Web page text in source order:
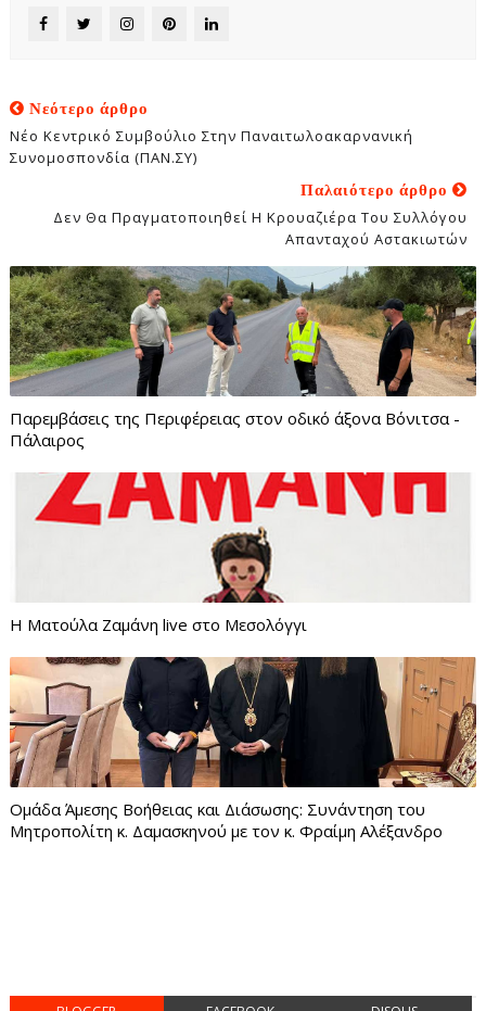
Νεότερο άρθρο
Νέο Κεντρικό Συμβούλιο Στην Παναιτωλοακαρνανική
Συνομοσπονδία (ΠΑΝ.ΣΥ)
Παλαιότερο άρθρο
Δεν Θα Πραγματοποιηθεί Η Κρουαζιέρα Του Συλλόγου
Απανταχού Αστακιωτών
Παρεμβάσεις της Περιφέρειας στον οδικό άξονα Βόνιτσα -
Πάλαιρος
Η Ματούλα Ζαμάνη live στο Μεσολόγγι
Ομάδα Άμεσης Βοήθειας και Διάσωσης: Συνάντηση του
Μητροπολίτη κ. Δαμασκηνού με τον κ. Φραίμη Αλέξανδρο